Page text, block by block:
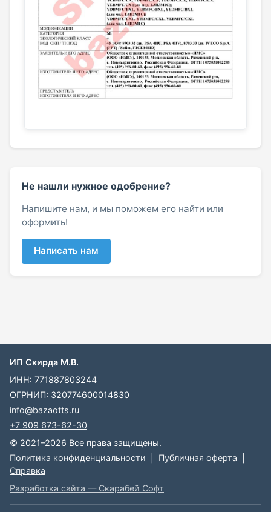
Не нашли нужное одобрение?
Напишите нам, и мы поможем его найти или
оформить!
Написать нам
ИП Скирда М.В.
ИНН: 771887803244
ОГРНИП: 320774600014830
info@bazaotts.ru
+7 909 673-62-30
© 2021–2026 Все права защищены.
Политика конфиденциальности
Публичная оферта
Справка
Разработка сайта — Скарабей Софт